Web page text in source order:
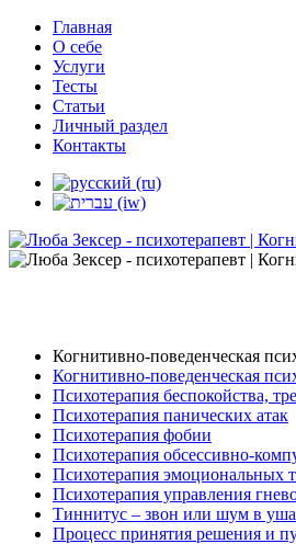
Главная
О себе
Услуги
Тесты
Статьи
Личный раздел
Контакты
Когнитивно-поведенческая
Когнитивно-поведенческая
Психотерапия беспокойства,
Психотерапия панических атак
Психотерапия фобии
Психотерапия обсессивно-
Психотерапия эмоциональных
Психотерапия управления
Тиннитус – звон или шум в
Процесс принятия решения и